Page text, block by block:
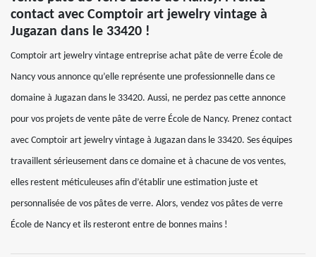
contact avec Comptoir art jewelry vintage à
Jugazan dans le 33420 !
Comptoir art jewelry vintage entreprise achat pâte de verre École de
Nancy vous annonce qu’elle représente une professionnelle dans ce
domaine à Jugazan dans le 33420. Aussi, ne perdez pas cette annonce
pour vos projets de vente pâte de verre École de Nancy. Prenez contact
avec Comptoir art jewelry vintage à Jugazan dans le 33420. Ses équipes
travaillent sérieusement dans ce domaine et à chacune de vos ventes,
elles restent méticuleuses afin d’établir une estimation juste et
personnalisée de vos pâtes de verre. Alors, vendez vos pâtes de verre
École de Nancy et ils resteront entre de bonnes mains !